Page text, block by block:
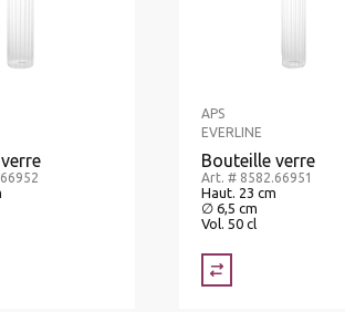
APS
EVERLINE
Bouteille verre
Art. # 8582.66951
Haut. 23 cm
∅ 6,5 cm
Vol. 50 cl